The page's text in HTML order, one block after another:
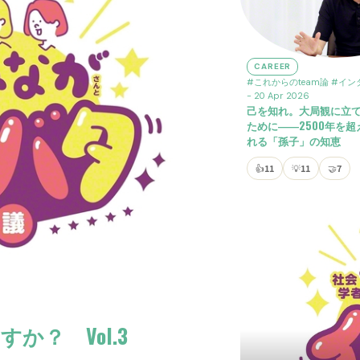
か？ Vol.3
CAREER
#これからのteam論 #イン
- 20 Apr 2026
己を知れ。大局観に立
ために――2500年を超
れる「孫子」の知恵
👍11 💡11 🤝7